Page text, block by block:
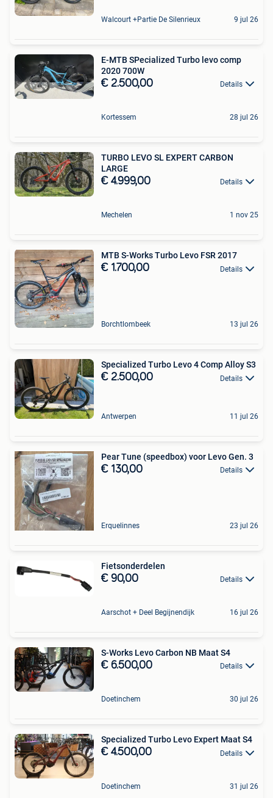
Walcourt +Partie De Silenrieux 9 jul 26
E-MTB SPecialized Turbo levo comp
2020 700W
€ 2.500,00 Details
Kortessem 28 jul 26
TURBO LEVO SL EXPERT CARBON
LARGE
€ 4.999,00 Details
Mechelen 1 nov 25
MTB S-Works Turbo Levo FSR 2017
€ 1.700,00 Details
Borchtlombeek 13 jul 26
Specialized Turbo Levo 4 Comp Alloy S3
€ 2.500,00 Details
Antwerpen 11 jul 26
Pear Tune (speedbox) voor Levo Gen. 3
€ 130,00 Details
Erquelinnes 23 jul 26
Fietsonderdelen
€ 90,00 Details
Aarschot + Deel Begijnendijk 16 jul 26
S-Works Levo Carbon NB Maat S4
€ 6.500,00 Details
Doetinchem 30 jul 26
Specialized Turbo Levo Expert Maat S4
€ 4.500,00 Details
Doetinchem 31 jul 26